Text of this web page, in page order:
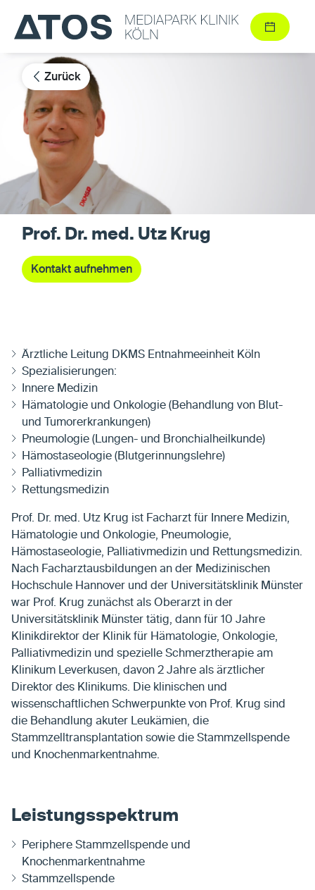
Zurück
Prof. Dr. med. Utz Krug
Kontakt aufnehmen
Ärztliche Leitung DKMS Entnahmeeinheit Köln
Spezialisierungen:
Innere Medizin
Hämatologie und Onkologie (Behandlung von Blut-
und Tumorerkrankungen)
Pneumologie (Lungen- und Bronchialheilkunde)
Hämostaseologie (Blutgerinnungslehre)
Palliativmedizin
Rettungsmedizin
Prof. Dr. med. Utz Krug ist Facharzt für Innere Medizin,
Hämatologie und Onkologie, Pneumologie,
Hämostaseologie, Palliativmedizin und Rettungsmedizin.
Nach Facharztausbildungen an der Medizinischen
Hochschule Hannover und der Universitätsklinik Münster
war Prof. Krug zunächst als Oberarzt in der
Universitätsklinik Münster tätig, dann für 10 Jahre
Klinikdirektor der Klinik für Hämatologie, Onkologie,
Palliativmedizin und spezielle Schmerztherapie am
Klinikum Leverkusen, davon 2 Jahre als ärztlicher
Direktor des Klinikums. Die klinischen und
wissenschaftlichen Schwerpunkte von Prof. Krug sind
die Behandlung akuter Leukämien, die
Stammzelltransplantation sowie die Stammzellspende
und Knochenmarkentnahme.
Leistungsspektrum
Periphere Stammzellspende und
Knochenmarkentnahme
Stammzellspende